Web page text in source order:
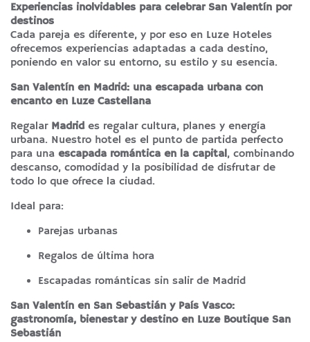
Experiencias inolvidables para celebrar San Valentín por
destinos
Cada pareja es diferente, y por eso en Luze Hoteles
ofrecemos experiencias adaptadas a cada destino,
poniendo en valor su entorno, su estilo y su esencia.
San Valentín en Madrid: una escapada urbana con
encanto en Luze Castellana
RegalarMadrides regalar cultura, planes y energía
urbana. Nuestro hotel es el punto de partida perfecto
para una escapada romántica en la capital, combinando
descanso, comodidad y la posibilidad de disfrutar de
todo lo que ofrece la ciudad.
Ideal para:
Parejas urbanas
Regalos de última hora
Escapadas románticas sin salir de Madrid
San Valentín en San Sebastián y País Vasco:
gastronomía, bienestar y destino en Luze Boutique San
Sebastián